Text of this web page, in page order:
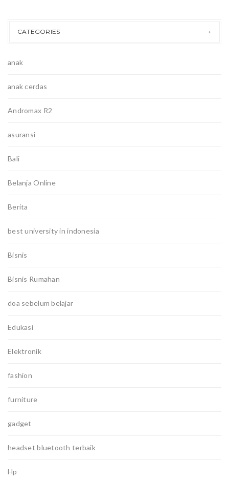
CATEGORIES
anak
anak cerdas
Andromax R2
asuransi
Bali
Belanja Online
Berita
best university in indonesia
Bisnis
Bisnis Rumahan
doa sebelum belajar
Edukasi
Elektronik
fashion
furniture
gadget
headset bluetooth terbaik
Hp